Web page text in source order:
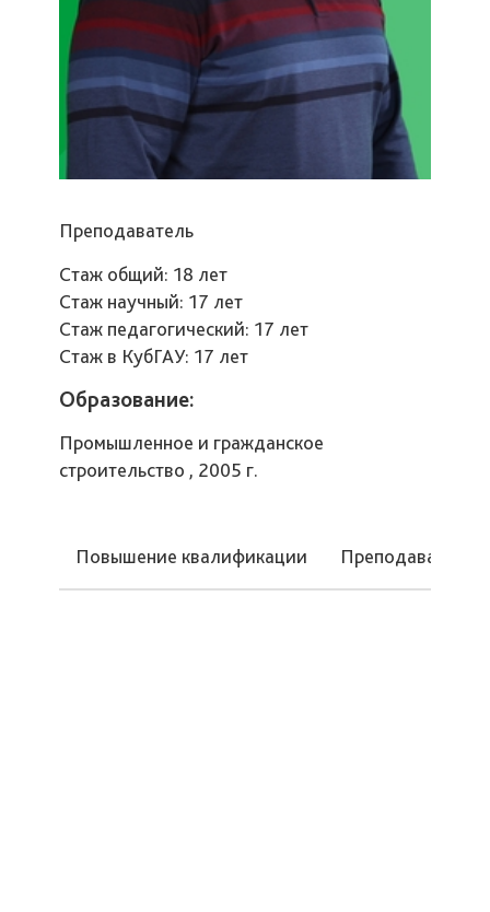
Преподаватель
Стаж общий: 18 лет
Стаж научный: 17 лет
Стаж педагогический: 17 лет
Стаж в КубГАУ: 17 лет
Образование:
Промышленное и гражданское
строительство , 2005 г.
Повышение квалификации Преподаваемые